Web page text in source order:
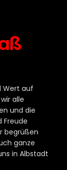
Wert auf
alle
und die
Freude
begrüßen
ganze
in Albstadt